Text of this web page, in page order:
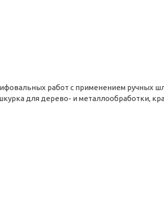
работ с применением ручных
для дерево- и металлообработки,